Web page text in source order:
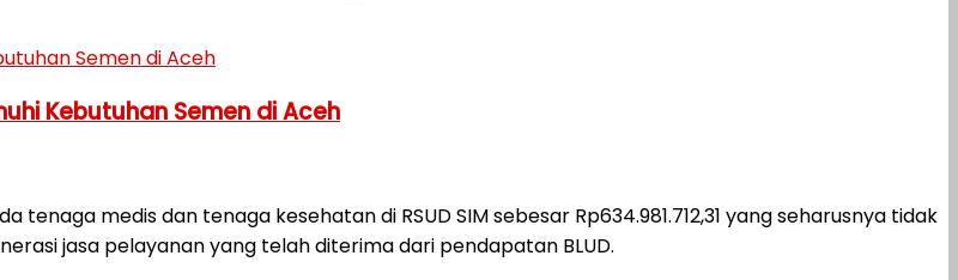
Kebutuhan Semen di Aceh
medis dan tenaga kesehatan di RSUD SIM sebesar Rp634.981.712,31 yang seharusnya tidak
jasa pelayanan yang telah diterima dari pendapatan BLUD.